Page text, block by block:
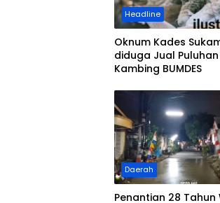
Headline
Oknum Kades
diduga Jual
Kambing BUMDES
Daerah
Penantian 28 Tahun